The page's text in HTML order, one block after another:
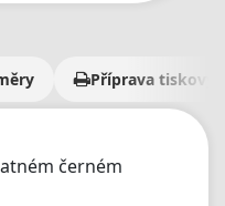
Příprava
černém